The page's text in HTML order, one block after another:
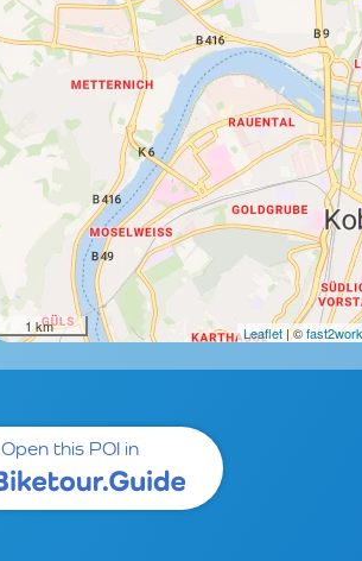
1 km Leaflet| ©fast2work
Open this POI in